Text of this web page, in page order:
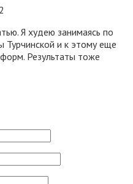
Я худею занимаясь по
Турчинской и к этому еще
Результаты тоже